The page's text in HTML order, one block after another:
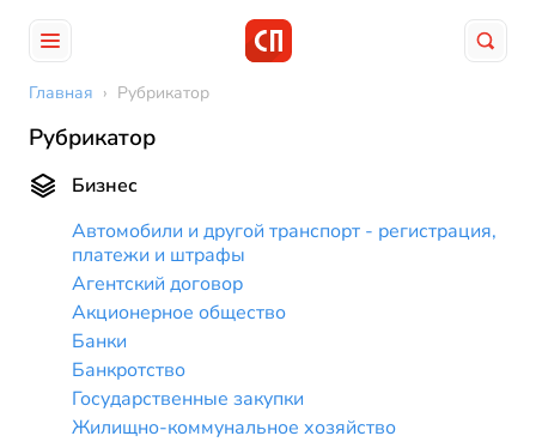
Главная › Рубрикатор
Рубрикатор
Бизнес
Автомобили и другой транспорт - регистрация,
платежи и штрафы
Агентский договор
Акционерное общество
Банки
Банкротство
Государственные закупки
Жилищно-коммунальное хозяйство